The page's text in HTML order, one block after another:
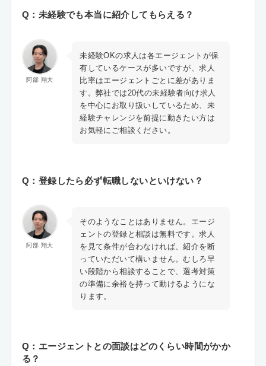
Q：未経験でも本当に紹介してもらえる？
阿部 翔大
未経験OKの求人は各エージェントが保
有しているケースが多いですが、求人
比率はエージェントごとに差がありま
す。弊社では20代の未経験者向け求人
を中心にお取り扱いしているため、未
経験チャレンジを前提に動きたい方は
お気軽にご相談ください。
Q：登録したら必ず転職しないといけない？
阿部 翔大
そのようなことはありません。エージ
ェントの登録と相談は無料です。求人
を見て条件が合わなければ、紹介を断
っていただいて構いません。むしろ早
い段階から相談することで、選考対策
の準備に余裕を持って動けるようにな
ります。
Q：エージェントとの面談はどのくらい時間がかか
る？